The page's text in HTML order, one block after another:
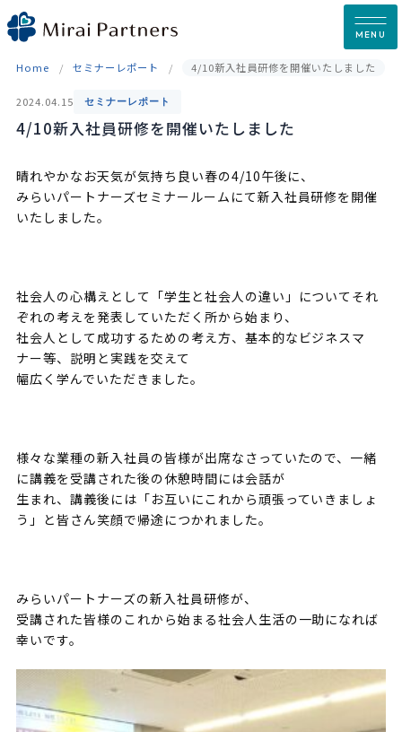
Skip
to
MENU
Home セミナーレポート 4/10新入社員研修を開催いたしました
2024.04.15 セミナーレポート
4/10新入社員研修を開催いたしました
晴れやかなお天気が気持ち良い春の4/10午後に、
みらいパートナーズセミナールームにて新入社員研修を開催
いたしました。
社会人の心構えとして「学生と社会人の違い」についてそれ
ぞれの考えを発表していただく所から始まり、
社会人として成功するための考え方、基本的なビジネスマ
ナー等、説明と実践を交えて
幅広く学んでいただきました。
様々な業種の新入社員の皆様が出席なさっていたので、一緒
に講義を受講された後の休憩時間には会話が
生まれ、講義後には「お互いにこれから頑張っていきましょ
う」と皆さん笑顔で帰途につかれました。
みらいパートナーズの新入社員研修が、
受講された皆様のこれから始まる社会人生活の一助になれば
幸いです。